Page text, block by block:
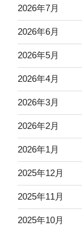
2026年7月
2026年6月
2026年5月
2026年4月
2026年3月
2026年2月
2026年1月
2025年12月
2025年11月
2025年10月